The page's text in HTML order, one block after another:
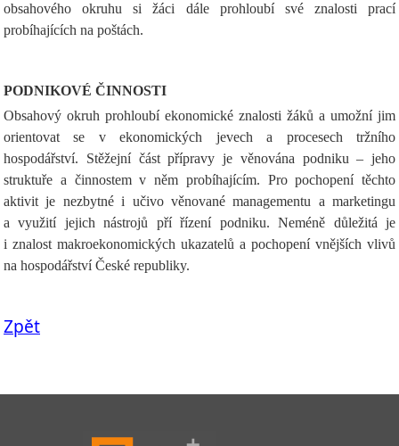
obsahového okruhu si žáci dále prohloubí své znalosti prací
probíhajících na poštách.
PODNIKOVÉ ČINNOSTI
Obsahový okruh prohloubí ekonomické znalosti žáků a umožní jim
orientovat se v ekonomických jevech a procesech tržního
hospodářství. Stěžejní část přípravy je věnována podniku – jeho
struktuře a činnostem v něm probíhajícím. Pro pochopení těchto
aktivit je nezbytné i učivo věnované managementu a marketingu
a využití jejich nástrojů pří řízení podniku. Neméně důležitá je
i znalost makroekonomických ukazatelů a pochopení vnějších vlivů
na hospodářství České republiky.
Zpět